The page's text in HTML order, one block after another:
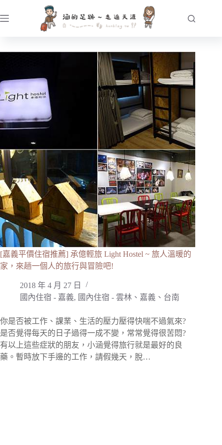
至
內
[嘉義平價住宿推薦] 承億輕旅 Light Hostel ~ 旅人溫暖的
家，來趟一個人的旅行與冒險吧!
2018 年 4 月 27 日
國內住宿 - 嘉義, 國內住宿 - 雲林、嘉義、台南
你是否被工作、課業、生活的壓力壓得快喘不過氣來?
是否覺得每天的日子過得一成不變，常常覺得很苦悶?
有以上這些症狀的朋友，小涵覺得旅行就是最好的良
藥。暫時放下手邊的工作，請假幾天，脫…